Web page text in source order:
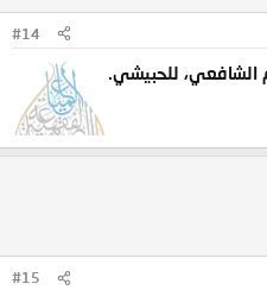
#14
للحبيشي.
#15